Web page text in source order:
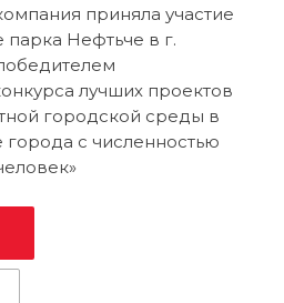
приняла участие
парка Нефтьче в г.
лучших проектов
городской среды в
с численностью